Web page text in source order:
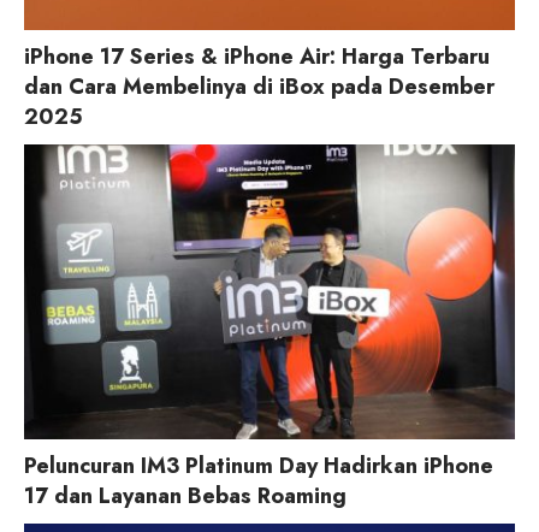
iPhone 17 Series & iPhone Air: Harga Terbaru
dan Cara Membelinya di iBox pada Desember
2025
Peluncuran IM3 Platinum Day Hadirkan iPhone
17 dan Layanan Bebas Roaming